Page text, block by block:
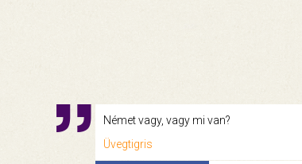
Német vagy, vagy mi van?
Üvegtigris